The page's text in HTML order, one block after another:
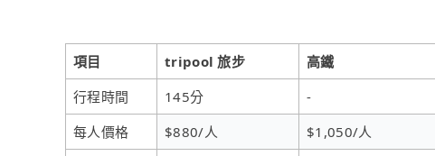
項目 tripool 旅步 高鐵
行程時間
145分 -
每人價格
$880/人 $1,050/人